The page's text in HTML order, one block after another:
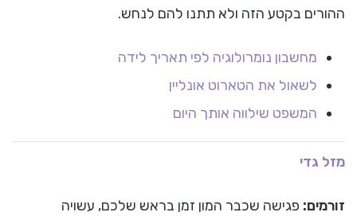
ההורים בקטע הזה ולא תתנו להם לנחש.
מחשבון נומרולוגיה לפי תאריך לידה
לשאול את הטארוט אונליין
המשפט שילווה אותך היום
מזל גדי
זורמים: פגישה שכבר המון זמן בראש שלכם, עשויה